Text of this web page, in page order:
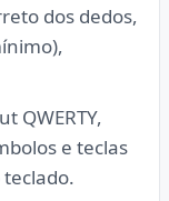
dos dedos,
QWERTY,
e teclas